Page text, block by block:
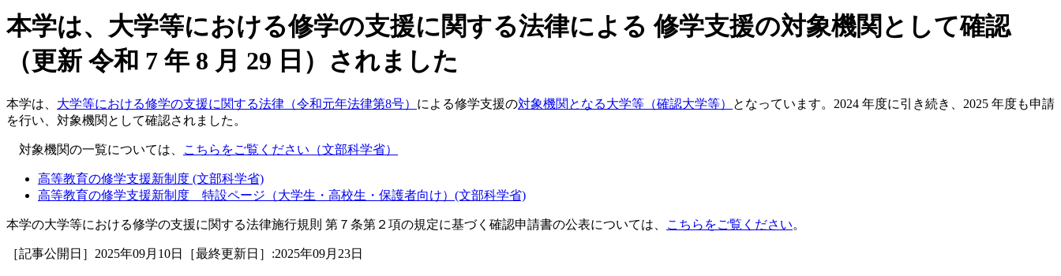
本学は、大学等における修学の支援に関する法律による 修学支援の対象機関として確認
（更新 令和 7 年 8 月 29 日）されました
本学は、 大学等における修学の支援に関する法律（令和元年法律第8号） による修学支援の対象機関となる大学等（確認大学等）
となっています。2024 年度に引き続き、2025 年度も申請
を行い、対象機関として確認されました。
対象機関の一覧については、 こちらをご覧ください（文部科学省）
高等教育の修学支援新制度 (文部科学省)
高等教育の修学支援新制度 特設ページ（大学生・高校生・保護者向け）(文部科学省)
本学の大学等における修学の支援に関する法律施行​規則 第７条第２項の規定に基づく確認申請書​の公表については、 こちらをご覧ください。
［記事公開日］2025年09月10日［最終更新日］:2025年09月23日